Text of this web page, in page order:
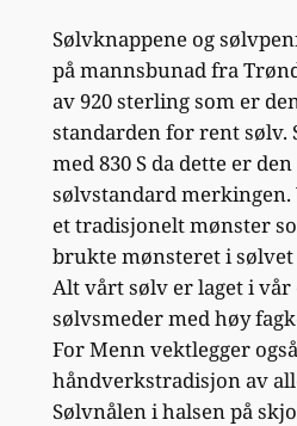
Sølvknappene og
på mannsbunad fra
av 920 sterling som er
standarden for rent sølv.
med 830 S da dette er
sølvstandard merkingen.
et tradisjonelt mønster
brukte mønsteret i
Alt vårt sølv er laget i vår
sølvsmeder med høy
For Menn vektlegger
håndverkstradisjon av
Sølvnålen i halsen på